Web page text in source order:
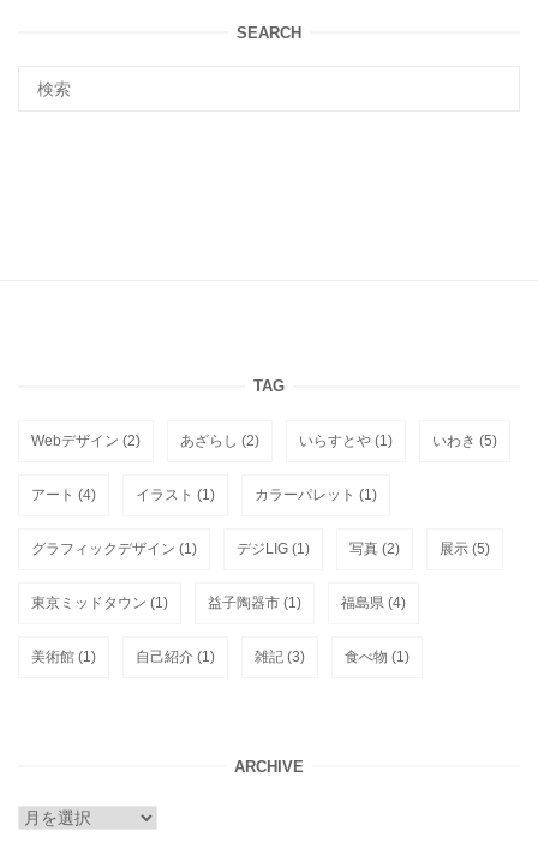
SEARCH
TAG
Webデザイン (2) あざらし (2) いらすとや (1) いわき (5)
アート (4) イラスト (1) カラーパレット (1)
グラフィックデザイン (1) デジLIG (1) 写真 (2) 展示 (5)
東京ミッドタウン (1) 益子陶器市 (1) 福島県 (4)
美術館 (1) 自己紹介 (1) 雑記 (3) 食べ物 (1)
ARCHIVE
ARCHIVE